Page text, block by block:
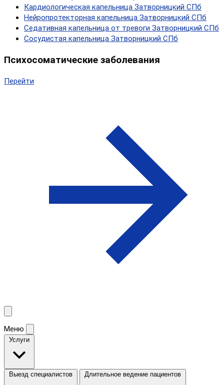
Кардиологическая капельница Затворницкий СПб
Нейропротекторная капельница Затворницкий СПб
Седативная капельница от тревоги Затворницкий СПб
Сосудистая капельница Затворницкий СПб
Психосоматические заболевания
Перейти
Меню
Услуги
Выезд специалистов Длительное ведение пациентов